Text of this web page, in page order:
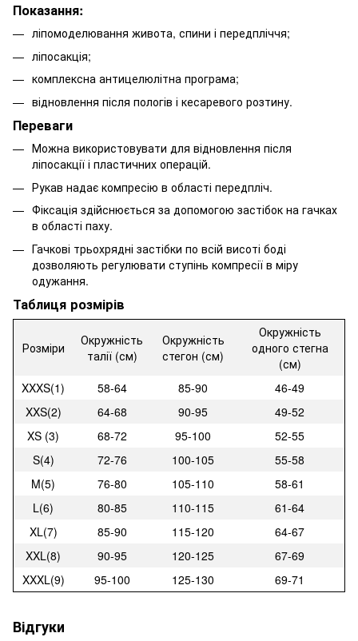
Показання:
ліпомоделювання живота, спини і передпліччя;
ліпосакція;
комплексна антицелюлітна програма;
відновлення після пологів і кесаревого розтину.
Переваги
Можна використовувати для відновлення після
ліпосакції і пластичних операцій.
Рукав надає компресію в області передпліч.
Фіксація здійснюється за допомогою застібок на гачках
в області паху.
Гачкові трьохрядні застібки по всій висоті боді
дозволяють регулювати ступінь компресії в міру
одужання.
Таблиця розмірів
Розміри
Окружність
талії (см)
Окружність
стегон (см)
Окружність
одного стегна
(см)
XXXS(1)
58-64 85-90
46-49
XXS(2)
64-68 90-95
49-52
XS (3)
68-72 95-100
52-55
S(4)
72-76 100-105
55-58
M(5)
76-80 105-110
58-61
L(6)
80-85 110-115
61-64
XL(7)
85-90 115-120
64-67
XXL(8)
90-95 120-125
67-69
XXXL(9)
95-100 125-130 69-71
Відгуки